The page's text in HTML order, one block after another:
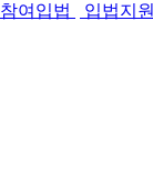
참여입법
입법지원